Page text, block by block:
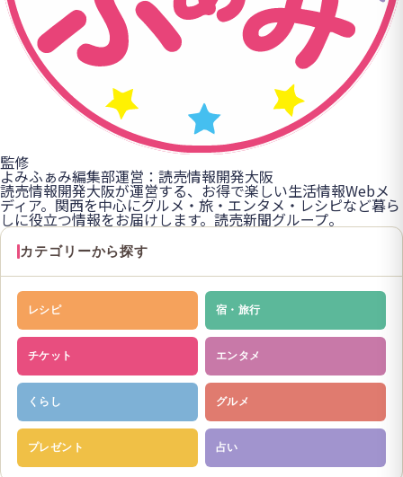
監修
よみふぁみ編集部運営：読売情報開発大阪
読売情報開発大阪が運営する、お得で楽しい生活情報Webメ
ディア。関西を中心にグルメ・旅・エンタメ・レシピなど暮ら
しに役立つ情報をお届けします。読売新聞グループ。
カテゴリーから探す
レシピ 宿・旅行
チケット エンタメ
くらし グルメ
プレゼント 占い